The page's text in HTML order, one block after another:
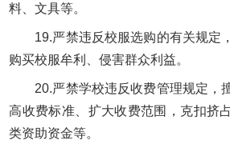
料、文具等。
19.严禁违反校服选购的有关规定
购买校服牟利、侵害群众利益。
20.严禁学校违反收费管理规定，
高收费标准、扩大收费范围，克扣挤
类资助资金等。